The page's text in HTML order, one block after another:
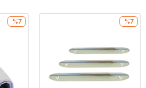
%7 %7